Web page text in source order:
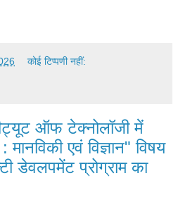
कोई टिप्पणी नहीं:
ऑफ टेक्नोलॉजी में
मानविकी एवं विज्ञान" विषय
डेवलपमेंट प्रोग्राम का